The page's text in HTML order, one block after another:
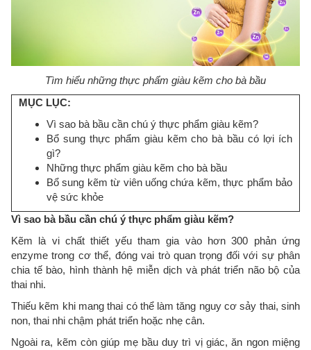
Tìm hiểu những thực phẩm giàu kẽm cho bà bầu
MỤC LỤC:
Vì sao bà bầu cần chú ý thực phẩm giàu kẽm?
Bổ sung thực phẩm giàu kẽm cho bà bầu có lợi ích
gì?
Những thực phẩm giàu kẽm cho bà bầu
Bổ sung kẽm từ viên uống chứa kẽm, thực phẩm bảo
vệ sức khỏe
Vì sao bà bầu cần chú ý thực phẩm giàu kẽm?
Kẽm là vi chất thiết yếu tham gia vào hơn 300 phản ứng
enzyme trong cơ thể, đóng vai trò quan trọng đối với sự phân
chia tế bào, hình thành hệ miễn dịch và phát triển não bộ của
thai nhi.
Thiếu kẽm khi mang thai có thể làm tăng nguy cơ sảy thai, sinh
non, thai nhi chậm phát triển hoặc nhẹ cân.
Ngoài ra, kẽm còn giúp mẹ bầu duy trì vị giác, ăn ngon miệng